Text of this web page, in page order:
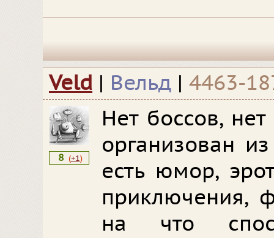
Veld | Вельд | 4463-
8 (+1)
Нет боссов,
организован
есть юмор,
приключения,
на что